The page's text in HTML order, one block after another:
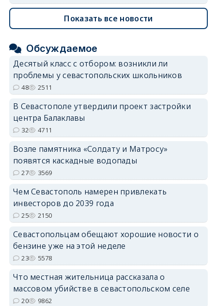
Показать все новости
Обсуждаемое
Десятый класс с отбором: возникли ли
проблемы у севастопольских школьников
48 2511
В Севастополе утвердили проект застройки
центра Балаклавы
32 4711
Возле памятника «Солдату и Матросу»
появятся каскадные водопады
27 3569
Чем Севастополь намерен привлекать
инвесторов до 2039 года
25 2150
Севастопольцам обещают хорошие новости о
бензине уже на этой неделе
23 5578
Что местная жительница рассказала о
массовом убийстве в севастопольском селе
20 9862